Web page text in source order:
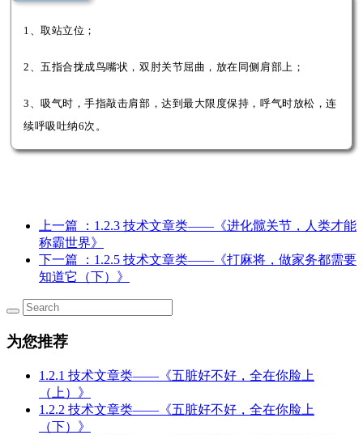
1、取站立位；
2、五指合拢成鸟嘴状，双肘关节屈曲，放在同侧肩部上；
3、吸气时，手指敲击肩部，达到最大限度保持，呼气时放松，连
续呼吸吐纳6次。
上一篇
：1.2.3 技术文章类——《进化髋关节，人类才能
称霸世界》
下一篇
：1.2.5 技术文章类——《打麻将，做家务都需要
知道它（下）》
为您推荐
1.2.1 技术文章类——《五脏好不好，全在你脸上
（上）》
1.2.2 技术文章类——《五脏好不好，全在你脸上
（下）》